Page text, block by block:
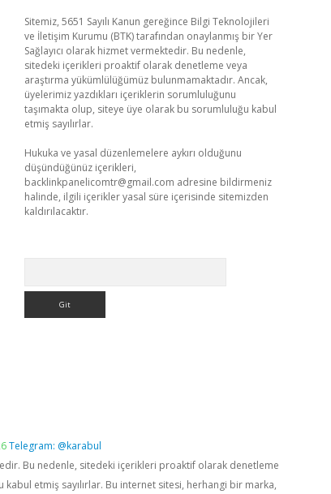
Sitemiz, 5651 Sayılı Kanun gereğince Bilgi Teknolojileri
ve İletişim Kurumu (BTK) tarafından onaylanmış bir Yer
Sağlayıcı olarak hizmet vermektedir. Bu nedenle,
sitedeki içerikleri proaktif olarak denetleme veya
araştırma yükümlülüğümüz bulunmamaktadır. Ancak,
üyelerimiz yazdıkları içeriklerin sorumluluğunu
taşımakta olup, siteye üye olarak bu sorumluluğu kabul
etmiş sayılırlar.
Hukuka ve yasal düzenlemelere aykırı olduğunu
düşündüğünüz içerikleri,
backlinkpanelicomtr@gmail.com adresine bildirmeniz
halinde, ilgili içerikler yasal süre içerisinde sitemizden
kaldırılacaktır.
Telegram: @karabul
Bu nedenle, sitedeki içerikleri proaktif olarak denetleme
etmiş sayılırlar. Bu internet sitesi, herhangi bir marka,